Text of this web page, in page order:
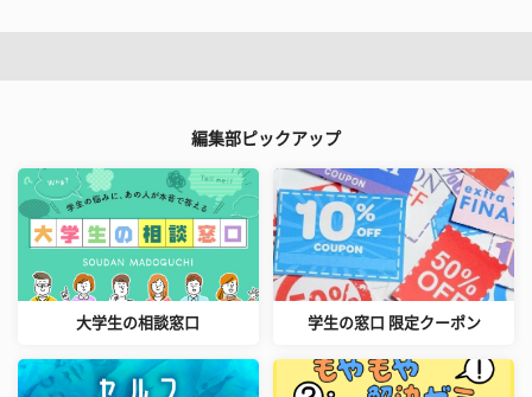
編集部ピックアップ
大学生の相談窓口 学生の窓口 限定クーポン